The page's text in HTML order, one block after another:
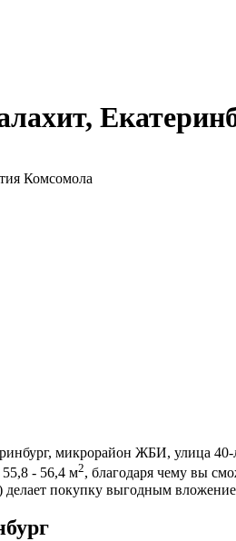
Комсомола
микрорайон ЖБИ, улица
55,8 - 56,4 м2, благодаря чему вы
делает покупку выгодным